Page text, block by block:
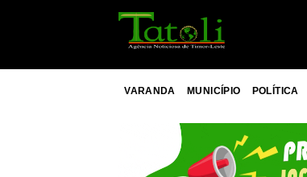
VARANDA MUNICÍPIO POLÍTICA